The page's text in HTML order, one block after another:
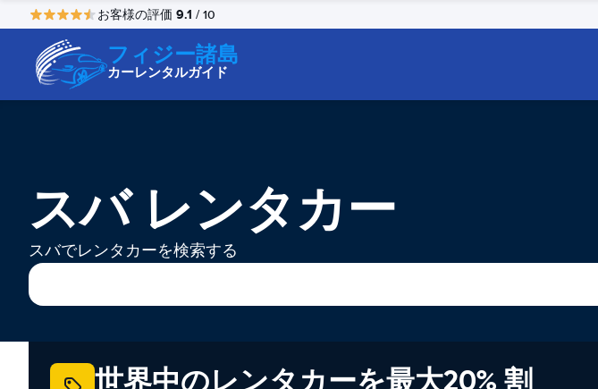
お客様の評価 9.1 / 10
フィジー諸島
カーレンタルガイド
スバ レンタカー
スバでレンタカーを検索する
世界中のレンタカーを最大20% 割